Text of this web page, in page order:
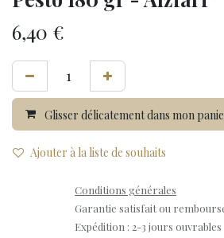
6,40 €
Glisser délicatement dans mon
Ajouter à la liste de souhaits
Conditions générales
Garantie satisfait ou
Expédition : 2-3 jours ouvrables